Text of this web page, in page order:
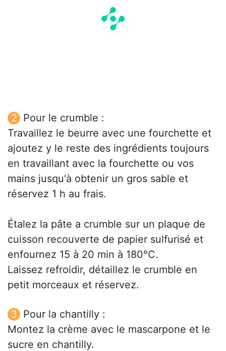
Pour le crumble :
Travaillez le beurre avec une fourchette et
ajoutez y le reste des ingrédients toujours
en travaillant avec la fourchette ou vos
mains jusqu'à obtenir un gros sable et
réservez 1 h au frais.
Étalez la pâte a crumble sur un plaque de
cuisson recouverte de papier sulfurisé et
enfournez 15 à 20 min à 180°C.
Laissez refroidir, détaillez le crumble en
petit morceaux et réservez.
Pour la chantilly :
Montez la crème avec le mascarpone et le
sucre en chantilly.